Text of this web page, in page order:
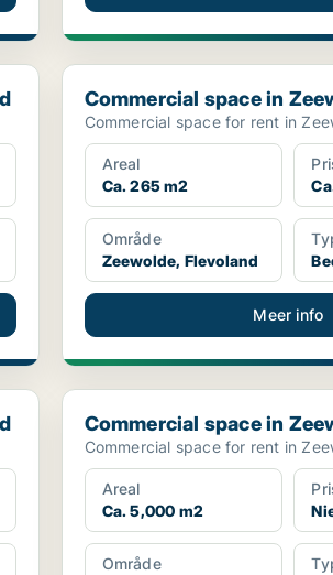
Commercial space in Zeewolde,
Commercial space in
Commercial space for rent in
Areal
Ca. 265 m2
Område
Zeewolde, Flevoland
Meer info
Commercial space in Zeewolde,
Commercial space in
Commercial space for rent in
Areal
Ca. 5,000 m2
Område